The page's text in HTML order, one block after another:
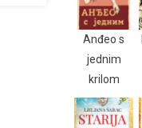
Anđeo s
jednim
krilom